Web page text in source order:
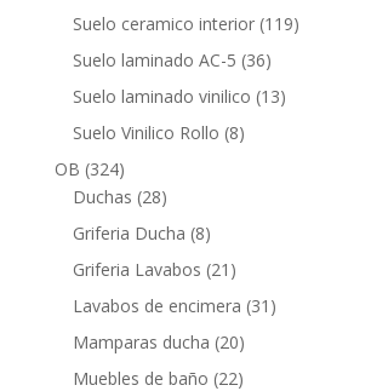
productos
Suelo ceramico interior 119119
Suelo laminado AC-5 3636
productos
Suelo laminado vinilico 1313
Suelo Vinilico Rollo 88
OB 324324
productos
Duchas 2828
productos
Griferia Ducha 88
productos
Griferia Lavabos 21 21
productos
Lavabos de encimera 31 31
Mamparas ducha 2020
productos
Muebles de baño 2222